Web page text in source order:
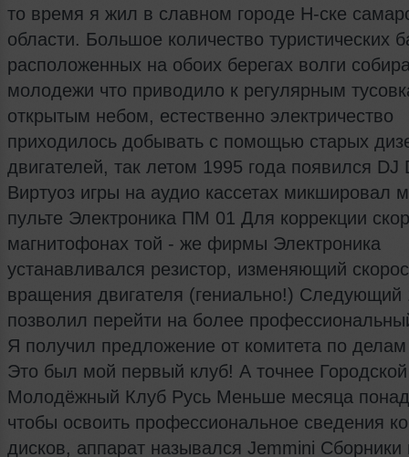
то время я жил в славном городе Н-ске
области. Большое количество туристических
расположенных на обоих берегах волги
молодежи что приводило к регулярным
открытым небом, естественно электричество
приходилось добывать с помощью старых
двигателей, так летом 1995 года появился DJ
Виртуоз игры на аудио кассетах микшировал
пульте Электроника ПМ 01 Для коррекции
магнитофонах той - же фирмы Электроника
устанавливался резистор, изменяющий
вращения двигателя (гениально!) Следующий
позволил перейти на более
Я получил предложение от комитета по
Это был мой первый клуб! А точнее Городской
Молодёжный Клуб Русь Меньше месяца
чтобы освоить профессиональное сведения
дисков, аппарат назывался Jemmini Сборники